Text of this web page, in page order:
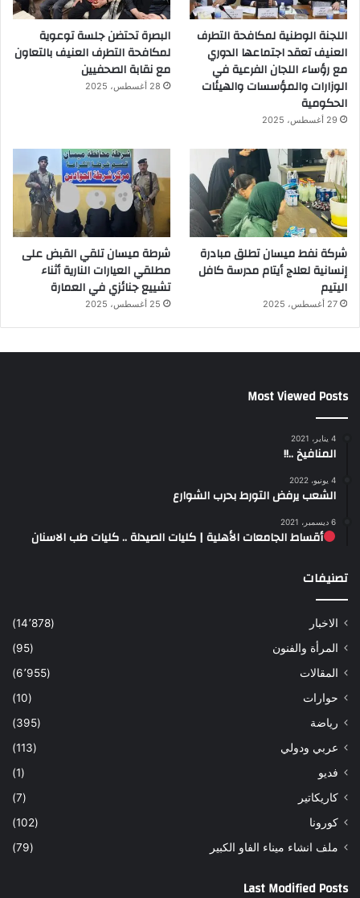
اللجنة الوطنية لمكافحة التطرف
العنيف تعقد اجتماعها الدوري
مع رؤساء اللجان الفرعية في
الوزارات والمؤسسات والهيئات
الحكومية
29 أغسطس، 2025
البصرة تحتضن جلسة توعوية
لمكافحة التطرف العنيف بالتعاون
مع نقابة الصحفيين
28 أغسطس، 2025
شركة نفط ميسان تطلق مبادرة
إنسانية لعلاج أيتام مدرسة كافل
اليتيم
27 أغسطس، 2025
شرطة ميسان تلقي القبض على
مطلقي العيارات النارية أثناء
تشييع جنائزي في العمارة
25 أغسطس، 2025
Most Viewed Posts
4 يناير، 2021
المنافيخ ..!!
4 يونيو، 2022
الشعب يرفض التورط بحرب الشوارع
6 ديسمبر، 2021
أقساط الجامعات الأهلية | كليات الصيدلة .. كليات طب الاسنان
تصنيفات
الاخبار
(14٬878)
المرأة والفنون
(95)
المقالات
(6٬955)
حوارات
(10)
رياضة
(395)
عربي ودولي
(113)
فديو
(1)
كاريكاتير
(7)
كورونا
(102)
ملف انشاء ميناء الفاو الكبير
(79)
Last Modified Posts